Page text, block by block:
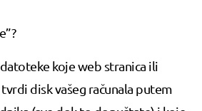
koje web stranica ili
disk vašeg računala putem